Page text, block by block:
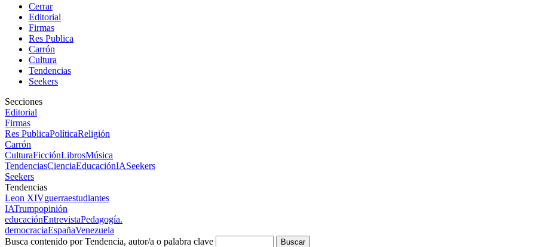
Cerrar
Editorial
Firmas
Res Publica
Carrón
Cultura
Tendencias
Seekers
Secciones
Editorial
Firmas
Res PublicaPolíticaReligión
Carrón
CulturaFicciónLibrosMúsica
TendenciasCienciaEducaciónIASeekers
Seekers
Tendencias
Leon XIVguerraestudiantes
IATrumpopinión
educaciónEntrevistaPedagogía.
democraciaEspañaVenezuela
Busca contenido por Tendencia, autor/a o palabra clave